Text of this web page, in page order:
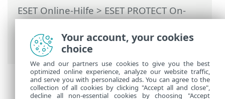
ESET Online-Hilfe>ESET PROTECT On-
Prem>Erste Schritte>VDI,
Klonvorgänge und Hardwareerkennung
> Master für Klonvorgang
Your account, your cookies
choice
We and our partners use cookies to give you the best
optimized online experience, analyze our website traffic,
and serve you with personalized ads. You can agree to the
collection of all cookies by clicking "Accept all and close",
decline all non-essential cookies by choosing "Accept